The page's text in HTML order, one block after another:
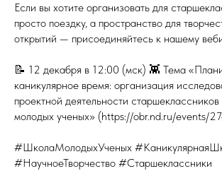
Если вы хотите организовать для
просто поездку, а пространство для
открытий — присоединяйтесь к нашему
📝 12 декабря в 12:00 (мск) 👾 Тема
каникулярное время: организация
проектной деятельности
молодых ученых» (https://obr.nd.ru/events/
#ШколаМолодыхУченых
#НаучноеТворчество #Старшеклассники